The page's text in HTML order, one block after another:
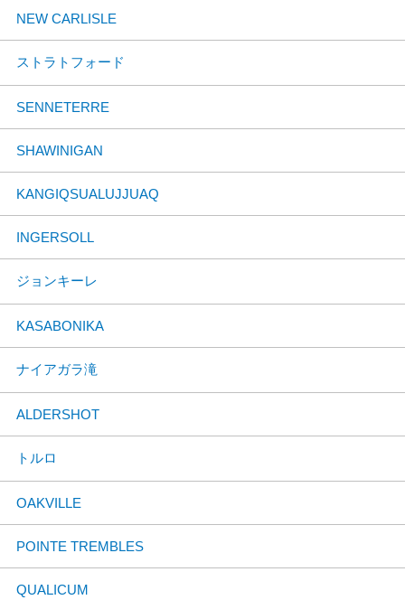
NEW CARLISLE
ストラトフォード
SENNETERRE
SHAWINIGAN
KANGIQSUALUJJUAQ
INGERSOLL
ジョンキーレ
KASABONIKA
ナイアガラ滝
ALDERSHOT
トルロ
OAKVILLE
POINTE TREMBLES
QUALICUM